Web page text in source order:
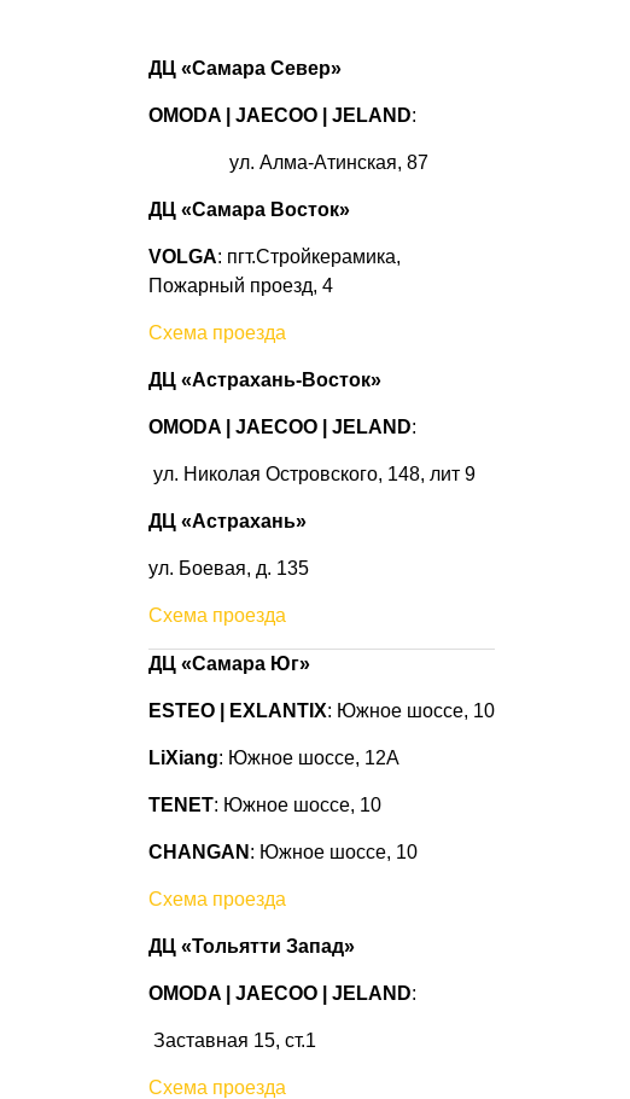
ДЦ «Самара Север»
OMODA | JAECOO| JELAND:
ул. Алма-Атинская, 87
ДЦ «Самара Восток»
VOLGA: пгт.Стройкерамика,
Пожарный проезд, 4
Схема проезда
ДЦ «Астрахань-Восток»
OMODA | JAECOO | JELAND:
ул. Николая Островского, 148, лит 9
ДЦ «Астрахань»
ул. Боевая, д. 135
Схема проезда
ДЦ «Самара Юг»
ESTEO | EXLANTIX: Южное шоссе, 10
LiXiang: Южное шоссе, 12А
TENET: Южное шоссе, 10
CHANGAN : Южное шоссе, 10
Схема проезда
ДЦ «Тольятти Запад»
OMODA | JAECOO| JELAND:
Заставная 15, ст.1
Схема проезда